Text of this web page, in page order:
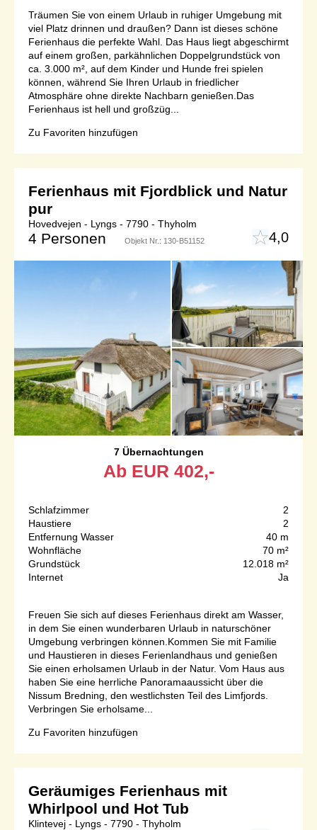
Träumen Sie von einem Urlaub in ruhiger Umgebung mit
viel Platz drinnen und draußen? Dann ist dieses schöne
Ferienhaus die perfekte Wahl. Das Haus liegt abgeschirmt
auf einem großen, parkähnlichen Doppelgrundstück von
ca. 3.000 m², auf dem Kinder und Hunde frei spielen
können, während Sie Ihren Urlaub in friedlicher
Atmosphäre ohne direkte Nachbarn genießen.Das
Ferienhaus ist hell und großzüg...
Zu Favoriten hinzufügen
Ferienhaus mit Fjordblick und Natur
pur
Hovedvejen - Lyngs - 7790 - Thyholm
4 Personen Objekt Nr.: 130-B51152 4,0
7 Übernachtungen
Ab EUR 402,-
Schlafzimmer
2
Haustiere
2
Entfernung Wasser
40 m
Wohnfläche
70 m²
Grundstück
12.018 m²
Internet
Ja
Freuen Sie sich auf dieses Ferienhaus direkt am Wasser,
in dem Sie einen wunderbaren Urlaub in naturschöner
Umgebung verbringen können.Kommen Sie mit Familie
und Haustieren in dieses Ferienlandhaus und genießen
Sie einen erholsamen Urlaub in der Natur. Vom Haus aus
haben Sie eine herrliche Panoramaaussicht über die
Nissum Bredning, den westlichsten Teil des Limfjords.
Verbringen Sie erholsame...
Zu Favoriten hinzufügen
Geräumiges Ferienhaus mit
Whirlpool und Hot Tub
Klintevej - Lyngs - 7790 - Thyholm